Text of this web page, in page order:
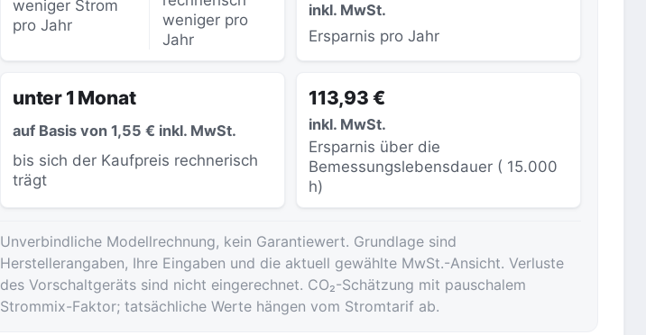
weniger Strom
pro Jahr
weniger pro
Jahr
inkl. MwSt.
Ersparnis pro Jahr
unter 1 Monat
auf Basis von 1,55 € inkl. MwSt.
bis sich der Kaufpreis rechnerisch
trägt
113,93 €
inkl. MwSt.
Ersparnis über die
Bemessungslebensdauer ( 15.000
h)
Unverbindliche Modellrechnung, kein Garantiewert. Grundlage sind
Herstellerangaben, Ihre Eingaben und die aktuell gewählte MwSt.-Ansicht. Verluste
des Vorschaltgeräts sind nicht eingerechnet. CO₂-Schätzung mit pauschalem
Strommix-Faktor; tatsächliche Werte hängen vom Stromtarif ab.